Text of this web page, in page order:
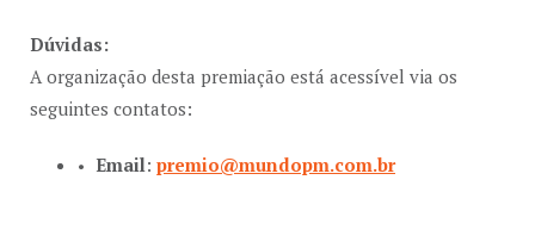
Dúvidas:
A organização desta premiação está acessível via os
seguintes contatos:
Email: premio@mundopm.com.br